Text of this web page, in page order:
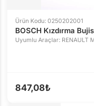
Ürün Kodu: 0250202001
BOSCH Kızdırma
Uyumlu Araçlar: RENAULT
847,08₺